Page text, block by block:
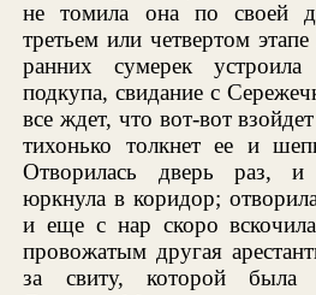
не томила она по своей
третьем или четвертом
ранних сумерек устроила
подкупа, свидание с
все ждет, что вот-вот
тихонько толкнет ее и
Отворилась дверь раз, и
юркнула в коридор;
и еще с нар скоро
провожатым другая
за свиту, которой была